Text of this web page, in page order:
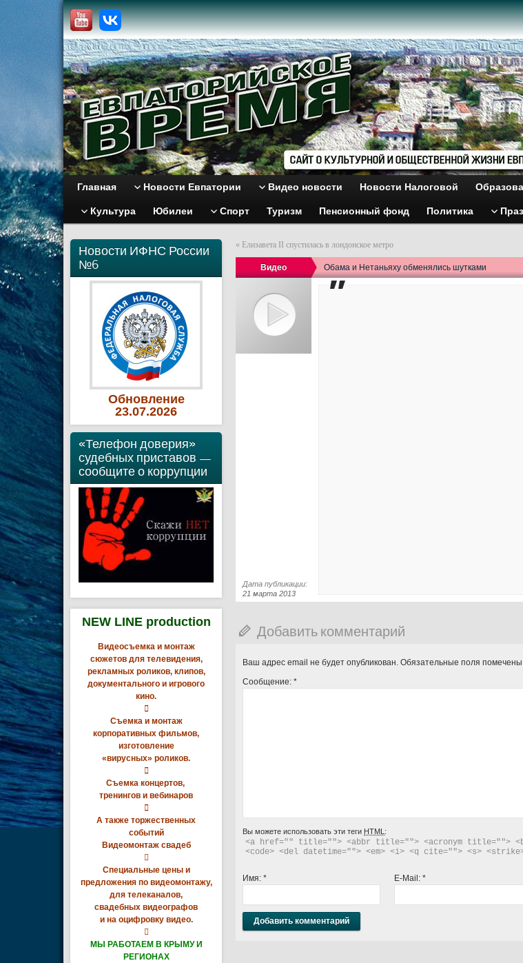
Главная Новости Евпатории Видео новости Новости Налоговой
Культура Юбилеи Спорт Туризм Пенсионный фонд Политика
Новости ИФНС России
№6
Обновление
23.07.2026
«Телефон доверия»
судебных приставов —
сообщите о коррупции
NEW LINE production
Видеосъемка и монтаж
сюжетов для телевидения,
рекламных роликов, клипов,
документального и игрового
кино.

Съемка и монтаж
корпоративных фильмов,
изготовление
«вирусных» роликов.

Съемка концертов,
тренингов и вебинаров

А также торжественных
событий
Видеомонтаж свадеб

Специальные цены и
предложения по видеомонтажу,
для телеканалов,
свадебных видеографов
и на оцифровку видео.

МЫ РАБОТАЕМ В КРЫМУ И
РЕГИОНАХ
« Елизавета II спустилась в лондонское метро
Видео Обама и Нетаньяху обменялись шутками
Дата публикации:
21 марта 2013
Добавить комментарий
Ваш адрес email не будет опубликован. Обязательные поля помечены
Сообщение: *
Вы можете использовать эти теги HTML :
<a href="" title=""> <abbr title=""> <acronym title="">
<code> <del datetime=""> <em> <i> <q cite=""> <s>
Имя: * E-Mail: *